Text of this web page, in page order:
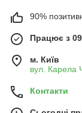
90%
Працює з
м. Київ
вул. Карела
Контакти